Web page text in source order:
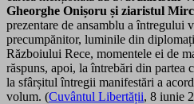
Gheorghe Onișoru și ziaristul
prezentare de ansamblu a întregului
precumpănitor, luminile din
Războiului Rece, momentele ei de
răspuns, apoi, la întrebări din partea
la sfârșitul întregii manifestări a
volum. (Cuvântul Libertății, 8 iunie